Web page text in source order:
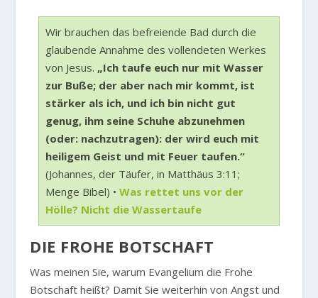
Wir brauchen das befreiende Bad durch die
glaubende Annahme des vollendeten Werkes
von Jesus. „Ich taufe euch nur mit Wasser
zur Buße; der aber nach mir kommt, ist
stärker als ich, und ich bin nicht gut
genug, ihm seine Schuhe abzunehmen
(oder: nachzutragen): der wird euch mit
heiligem Geist und mit Feuer taufen.“
(Johannes, der Täufer, in Matthäus 3:11;
Menge Bibel) • Was rettet uns vor der
Hölle? Nicht die Wassertaufe
DIE FROHE BOTSCHAFT
Was meinen Sie, warum Evangelium die Frohe
Botschaft heißt? Damit Sie weiterhin von Angst und